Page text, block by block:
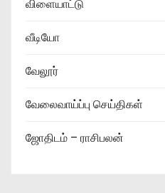
விளையாட்டு
வீடியோ
வேலூர்
வேலைவாய்ப்பு செய்திகள்
ஜோதிடம் – ராசிபலன்